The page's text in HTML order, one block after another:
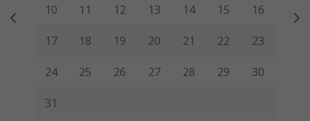
10 11 12 13 14 15 16
17 18 19 20 21 22 23
24 25 26 27 28 29 30
31